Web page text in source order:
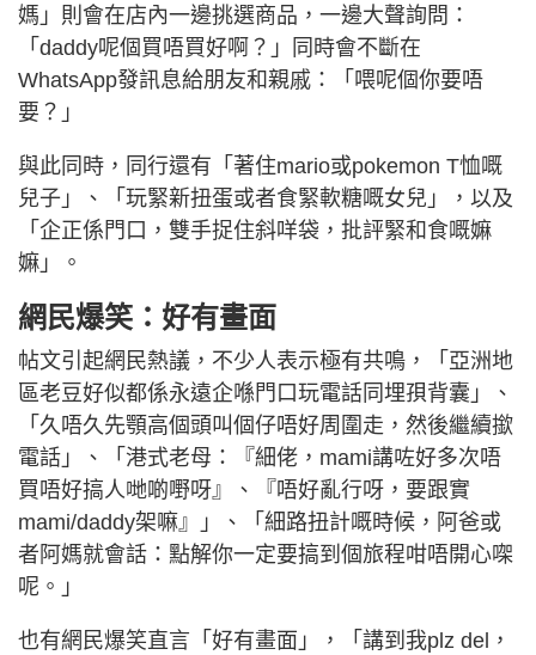
媽」則會在店內一邊挑選商品，一邊大聲詢問：
「daddy呢個買唔買好啊？」同時會不斷在
WhatsApp發訊息給朋友和親戚：「喂呢個你要唔
要？」
與此同時，同行還有「著住mario或pokemon T恤嘅
兒子」、「玩緊新扭蛋或者食緊軟糖嘅女兒」，以及
「企正係門口，雙手捉住斜咩袋，批評緊和食嘅嫲
嫲」。
網民爆笑：好有畫面
帖文引起網民熱議，不少人表示極有共鳴，「亞洲地
區老豆好似都係永遠企喺門口玩電話同埋孭背囊」、
「久唔久先顎高個頭叫個仔唔好周圍走，然後繼續撳
電話」、「港式老母：『細佬，mami講咗好多次唔
買唔好搞人哋啲嘢呀』、『唔好亂行呀，要跟實
mami/daddy架嘛』」、「細路扭計嘅時候，阿爸或
者阿媽就會話：點解你一定要搞到個旅程咁唔開心㗎
呢。」
也有網民爆笑直言「好有畫面」，「講到我plz del，